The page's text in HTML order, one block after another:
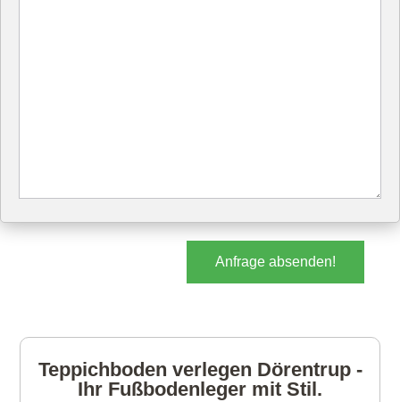
Anfrage absenden!
Teppichboden verlegen Dörentrup -
Ihr Fußbodenleger mit Stil.